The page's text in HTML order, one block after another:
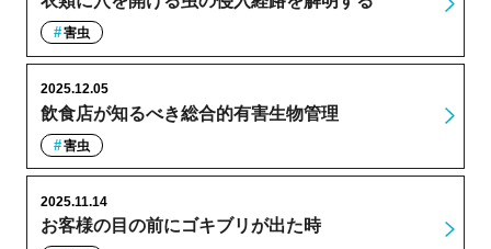
害虫
飲食店が知るべき総合的有害生物管理
2025.12.05
害虫
お客様の目の前にゴキブリが出た時
2025.11.14